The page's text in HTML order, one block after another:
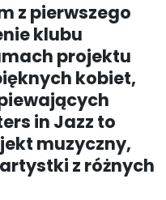
z pierwszego
klubu
projektu
kobiet,
in Jazz to
muzyczny,
z różnych